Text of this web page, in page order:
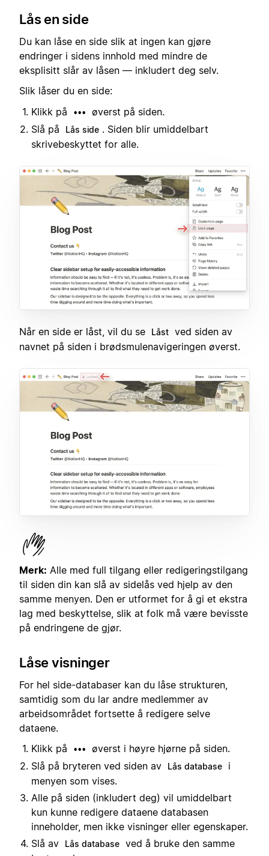
Lås en side
Du kan låse en side slik at ingen kan gjøre
endringer i sidens innhold med mindre de
eksplisitt slår av låsen — inkludert deg selv.
Slik låser du en side:
Klikk på
•••
øverst på siden.
Slå på
Lås side . Siden blir umiddelbart
skrivebeskyttet for alle.
Når en side er låst, vil du se Låst ved siden av
navnet på siden i brødsmulenavigeringen øverst.
Merk: Alle med full tilgang eller redigeringstilgang
til siden din kan slå av sidelås ved hjelp av den
samme menyen. Den er utformet for å gi et ekstra
lag med beskyttelse, slik at folk må være bevisste
på endringene de gjør.
Låse visninger
For hel side-databaser kan du låse strukturen,
samtidig som du lar andre medlemmer av
arbeidsområdet fortsette å redigere selve
dataene.
Klikk på
•••
øverst i høyre hjørne på siden.
Slå på bryteren ved siden av
Lås database
i
menyen som vises.
Alle på siden (inkludert deg) vil umiddelbart
kun kunne redigere dataene databasen
inneholder, men ikke visninger eller egenskaper.
Slå av
Lås database ved å bruke den samme